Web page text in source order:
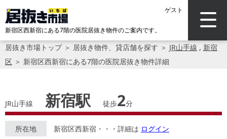
ゲスト
新宿区西新宿にある7階の医院居抜き物件のご案内です。
居抜き市場トップ＞ 居抜き物件、貸店舗を探す ＞ JR山手線 , 新宿
区 ＞ 新宿区西新宿にある7階の医院居抜き物件詳細
JR山手線 新宿駅 徒歩2分
所在地 新宿区西新宿・・・詳細は ログイン